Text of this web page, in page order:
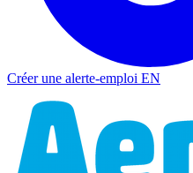
Créer une alerte-emploi EN